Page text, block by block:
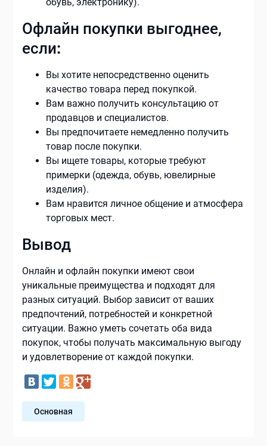
Офлайн покупки выгоднее,
если:
Вы хотите непосредственно оценить
качество товара перед покупкой.
Вам важно получить консультацию от
продавцов и специалистов.
Вы предпочитаете немедленно получить
товар после покупки.
Вы ищете товары, которые требуют
примерки (одежда, обувь, ювелирные
изделия).
Вам нравится личное общение и атмосфера
торговых мест.
Вывод
Онлайн и офлайн покупки имеют свои
уникальные преимущества и подходят для
разных ситуаций. Выбор зависит от ваших
предпочтений, потребностей и конкретной
ситуации. Важно уметь сочетать оба вида
покупок, чтобы получать максимальную выгоду
и удовлетворение от каждой покупки.
Основная